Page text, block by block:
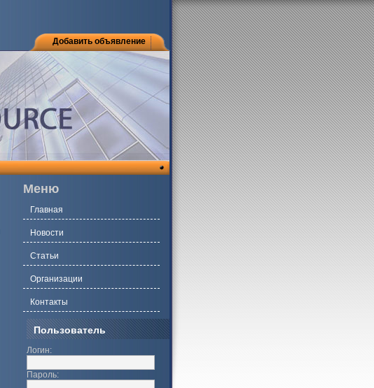
Добавить объявление
Меню
Главная
Новости
Статьи
Организации
Контакты
Пользователь
Логин:
Пароль: